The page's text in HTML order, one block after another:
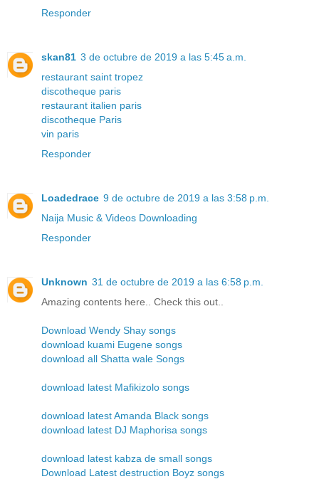
Responder
skan81 3 de octubre de 2019 a las 5:45 a.m.
restaurant saint tropez
discotheque paris
restaurant italien paris
discotheque Paris
vin paris
Responder
Loadedrace 9 de octubre de 2019 a las 3:58 p.m.
Naija Music & Videos Downloading
Responder
Unknown 31 de octubre de 2019 a las 6:58 p.m.
Amazing contents here.. Check this out..
Download Wendy Shay songs
download kuami Eugene songs
download all Shatta wale Songs
download latest Mafikizolo songs
download latest Amanda Black songs
download latest DJ Maphorisa songs
download latest kabza de small songs
Download Latest destruction Boyz songs